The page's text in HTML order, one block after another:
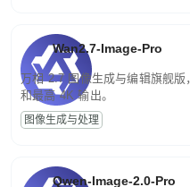
Wan2.7-Image-Pro
万相 2.7 图像生成与编辑旗舰
和最高 4K 输出。
图像生成与处理
Qwen-Image-2.0-Pro